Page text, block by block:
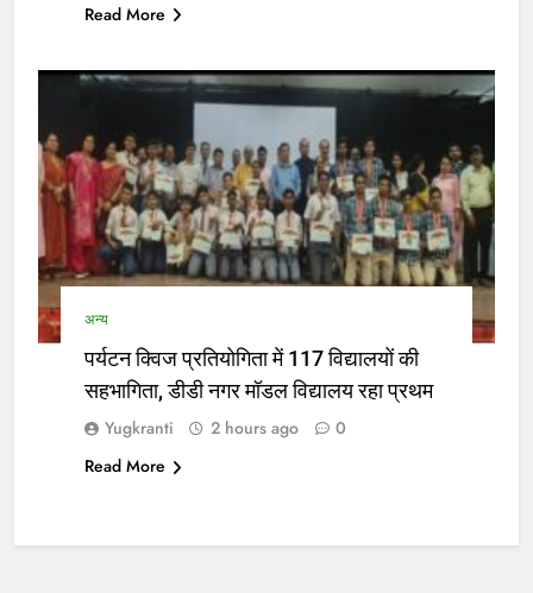
Read More
अन्य
पर्यटन क्विज प्रतियोगिता में 117 विद्यालयों की
सहभागिता, डीडी नगर मॉडल विद्यालय रहा प्रथम
Yugkranti 2 hours ago
0
Read More